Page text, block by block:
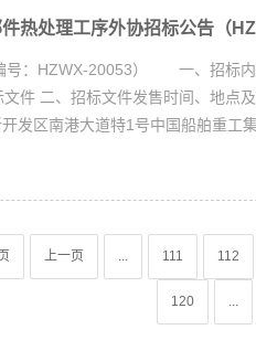
热处理工序外协招标公告（
号：HZWX-20053） 一、招标内
件 二、招标文件发售时间、地点
发区南港大道特1号中国船舶重工
上一页 ... 111 112
120 ...